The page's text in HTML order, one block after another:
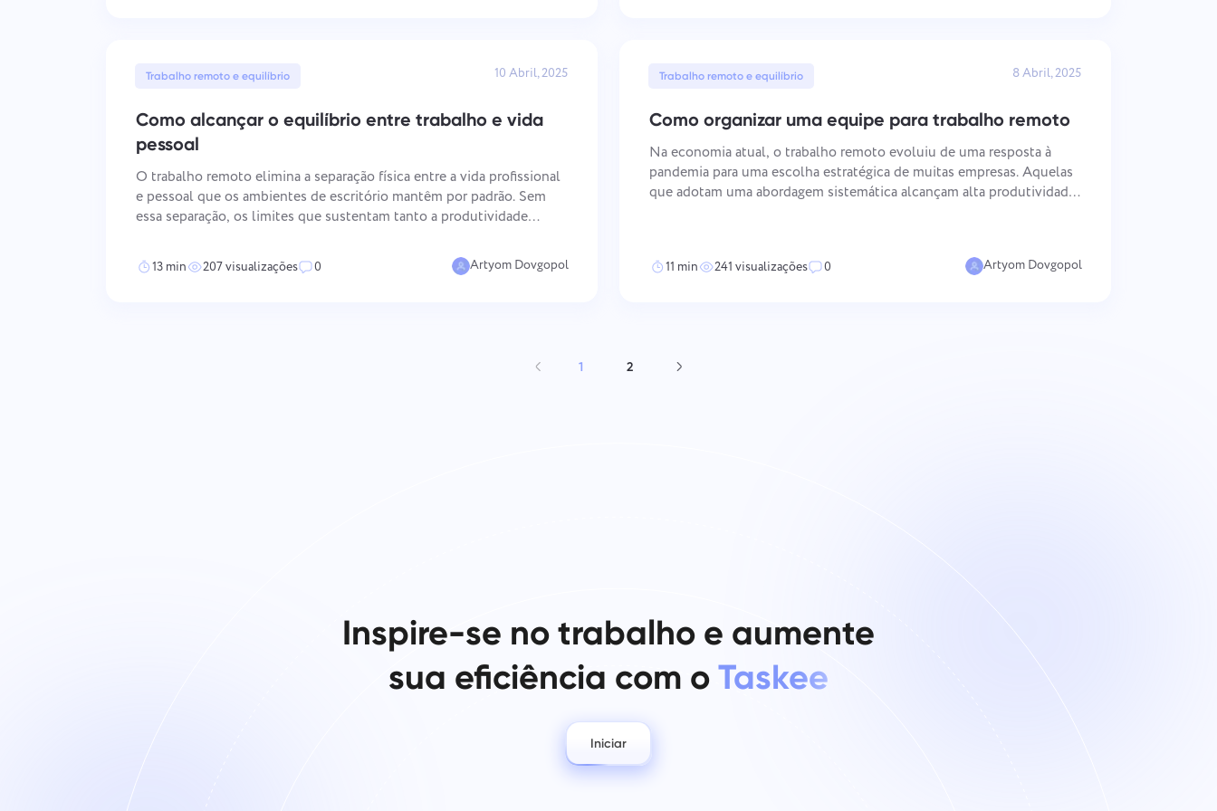
Trabalho remoto e equilíbrio 10 Abril, 2025
Como alcançar o equilíbrio entre trabalho e vida
pessoal
O trabalho remoto elimina a separação física entre a vida profissional
e pessoal que os ambientes de escritório mantêm por padrão. Sem
essa separação, os limites que sustentam tanto a produtividade
eles não surgirão por conta própr
13 min 207 visualizações 0 Artyom Dovgopol
Trabalho remoto e equilíbrio 8 Abril, 2025
Como organizar uma equipe para trabalho remoto
Na economia atual, o trabalho remoto evoluiu de uma resposta à
pandemia para uma escolha estratégica de muitas empresas. Aquelas
que adotam uma abordagem sistemática alcançam alta produtividade
11 min 241 visualizações 0 Artyom Dovgopol
1 2
Inspire-se no trabalho e aumente
sua eficiência com oTaskee
Iniciar